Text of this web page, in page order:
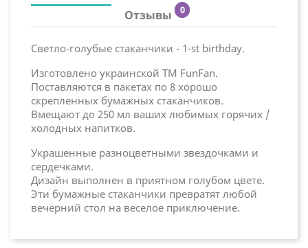
Отзывы
0
Светло-голубые стаканчики - 1-st birthday.
Изготовлено украинской ТМ FunFan.
Поставляются в пакетах по 8 хорошо
скрепленных бумажных стаканчиков.
Вмещают до 250 мл ваших любимых горячих /
холодных напитков.
Украшенные разноцветными звездочками и
сердечками.
Дизайн выполнен в приятном голубом цвете.
Эти бумажные стаканчики превратят любой
вечерний стол на веселое приключение.